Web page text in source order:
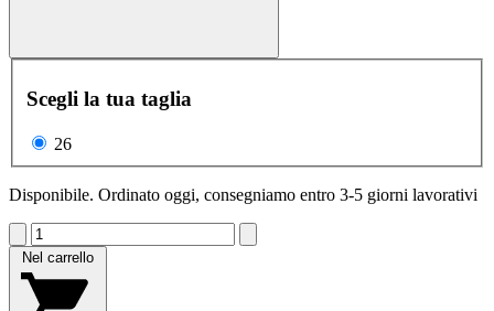
Scegli la tua taglia
26
Disponibile. Ordinato oggi, consegniamo entro 3-5 giorni lavorativi
Nel carrello